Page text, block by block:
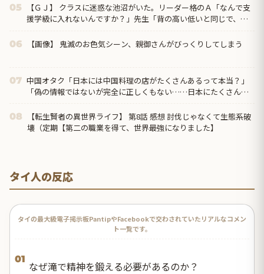
05
【ＧＪ】 クラスに迷惑な池沼がいた。リーダー格のＡ「なんで支
援学級に入れないんですか？」先生「背の高い低いと同じで、こ
06 【画像】 鬼滅のお色気シーン、親御さんがびっくりしてしまう
07 中国オタク「日本には中国料理の店がたくさんあるって本当？」
「偽の情報ではないが完全に正しくもない……日本にたくさんあ
08
【転生賢者の異世界ライフ】 第8話 感想 討伐じゃなくて生態系破
壊（定期【第二の職業を得て、世界最強になりました】
タイ人の反応
タイの最大級電子掲示板PantipやFacebookで交わされていたリアルなコメン
ト一覧です。
01
なぜ滝で精神を鍛える必要があるのか？